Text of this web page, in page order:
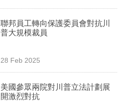
聯邦員工轉向保護委員會對抗川
普大規模裁員
28 Feb 2025
美國參眾兩院對川普立法計劃展
開激烈對抗